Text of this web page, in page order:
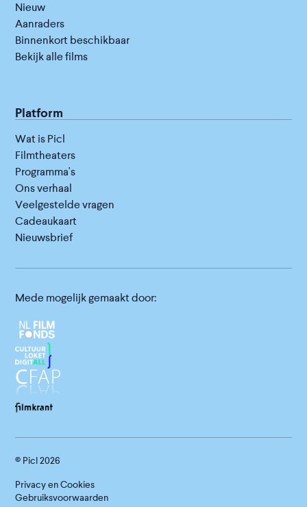
Nieuw
Aanraders
Binnenkort beschikbaar
Bekijk alle films
Platform
Wat is Picl
Filmtheaters
Programma's
Ons verhaal
Veelgestelde vragen
Cadeaukaart
Nieuwsbrief
Mede mogelijk gemaakt door:
© Picl2026
Privacy en Cookies
Gebruiksvoorwaarden